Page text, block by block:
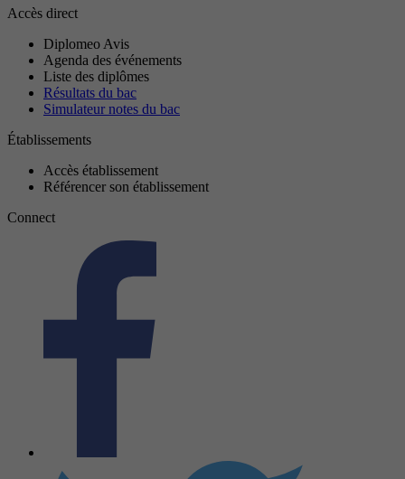
Accès direct
Diplomeo Avis
Agenda des événements
Liste des diplômes
Résultats du bac
Simulateur notes du bac
Établissements
Accès établissement
Référencer son établissement
Connect